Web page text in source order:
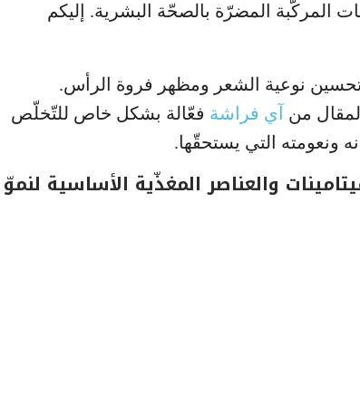
المركّبة المضرّة بالصحّة البشرية. إليكم
نوعية الشعر ومظهر فروة الرأس.
من آي فراشة فعّالة بشكل خاص للتّخلّص
ونعومته التي يستحقّها.
والعناصر المغذّية الأساسية لنموّ